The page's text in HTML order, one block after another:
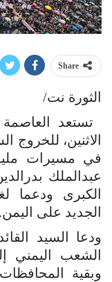
Share
الثورة نت/
الاثنين،
في مسيرات
عبدالملك
الكبرى ودعما
الجديد على اليمن.
ودعا السيد
الشعب اليمني
وبقية